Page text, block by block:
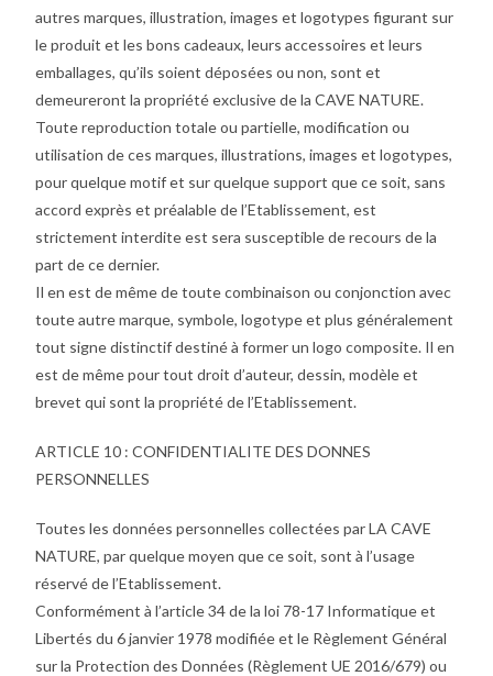
autres marques, illustration, images et logotypes figurant sur
le produit et les bons cadeaux, leurs accessoires et leurs
emballages, qu’ils soient déposées ou non, sont et
demeureront la propriété exclusive de la CAVE NATURE.
Toute reproduction totale ou partielle, modification ou
utilisation de ces marques, illustrations, images et logotypes,
pour quelque motif et sur quelque support que ce soit, sans
accord exprès et préalable de l’Etablissement, est
strictement interdite est sera susceptible de recours de la
part de ce dernier.
Il en est de même de toute combinaison ou conjonction avec
toute autre marque, symbole, logotype et plus généralement
tout signe distinctif destiné à former un logo composite. Il en
est de même pour tout droit d’auteur, dessin, modèle et
brevet qui sont la propriété de l’Etablissement.
ARTICLE 10 : CONFIDENTIALITE DES DONNES
PERSONNELLES
Toutes les données personnelles collectées par LA CAVE
NATURE, par quelque moyen que ce soit, sont à l’usage
réservé de l’Etablissement.
Conformément à l’article 34 de la loi 78-17 Informatique et
Libertés du 6 janvier 1978 modifiée et le Règlement Général
sur la Protection des Données (Règlement UE 2016/679) ou